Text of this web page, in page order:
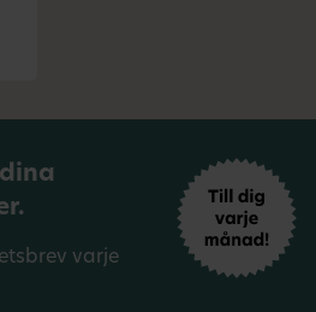
varje